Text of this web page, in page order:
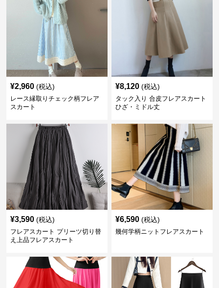
¥2,960 (税込)
レース縁取りチェック柄フレア
スカート
¥8,120 (税込)
タック入り 合皮フレアスカート
ひざ・ミドル丈
¥3,590 (税込)
フレアスカート プリーツ切り替
え上品フレアスカート
¥6,590 (税込)
幾何学柄ニットフレアスカート